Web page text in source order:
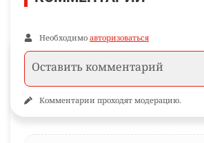
Необходимо авторизоваться
Комментарии проходят модерацию.